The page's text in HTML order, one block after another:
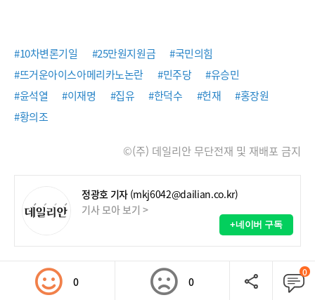
#10차변론기일 #25만원지원금
#국민의힘
#뜨거운아이스아메리카노논란
#민주당
#유승민
#윤석열
#이재명 #집유 #한덕수 #헌재
#홍장원
#황의조
©(주) 데일리안 무단전재 및 재배포 금지
정광호 기자 (mkj6042@dailian.co.kr)
기사 모아 보기 >
+네이버 구독
0 0
0